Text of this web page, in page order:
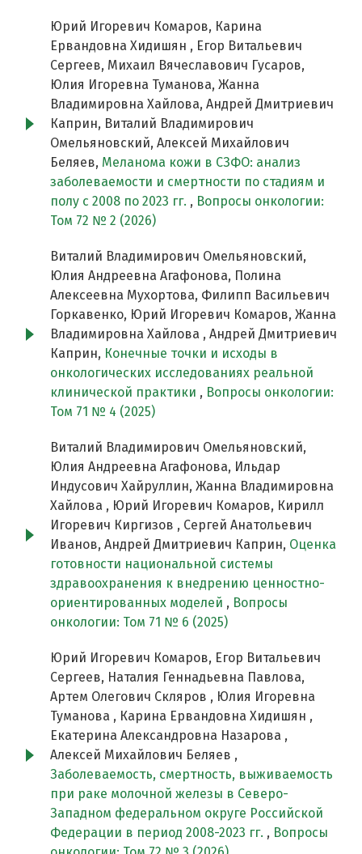
Юрий Игоревич Комаров, Карина
Ервандовна Хидишян , Егор Витальевич
Сергеев, Михаил Вячеславович Гусаров,
Юлия Игоревна Туманова, Жанна
Владимировна Хайлова, Андрей Дмитриевич
Каприн, Виталий Владимирович
Омельяновский, Алексей Михайлович
Беляев, Меланома кожи в СЗФО: анализ
заболеваемости и смертности по стадиям и
полу c 2008 по 2023 гг. , Вопросы онкологии:
Том 72 № 2 (2026)
Виталий Владимирович Омельяновский,
Юлия Андреевна Агафонова, Полина
Алексеевна Мухортова, Филипп Васильевич
Горкавенко, Юрий Игоревич Комаров, Жанна
Владимировна Хайлова , Андрей Дмитриевич
Каприн, Конечные точки и исходы в
онкологических исследованиях реальной
клинической практики , Вопросы онкологии:
Том 71 № 4 (2025)
Виталий Владимирович Омельяновский,
Юлия Андреевна Агафонова, Ильдар
Индусович Хайруллин, Жанна Владимировна
Хайлова , Юрий Игоревич Комаров, Кирилл
Игоревич Киргизов , Сергей Анатольевич
Иванов, Андрей Дмитриевич Каприн, Оценка
готовности национальной системы
здравоохранения к внедрению ценностно-
ориентированных моделей , Вопросы
онкологии: Том 71 № 6 (2025)
Юрий Игоревич Комаров, Егор Витальевич
Сергеев, Наталия Геннадьевна Павлова,
Артем Олегович Скляров , Юлия Игоревна
Туманова , Карина Ервандовна Хидишян ,
Екатерина Александровна Назарова ,
Алексей Михайлович Беляев ,
Заболеваемость, смертность, выживаемость
при раке молочной железы в Северо-
Западном федеральном округе Российской
Федерации в период 2008-2023 гг. , Вопросы